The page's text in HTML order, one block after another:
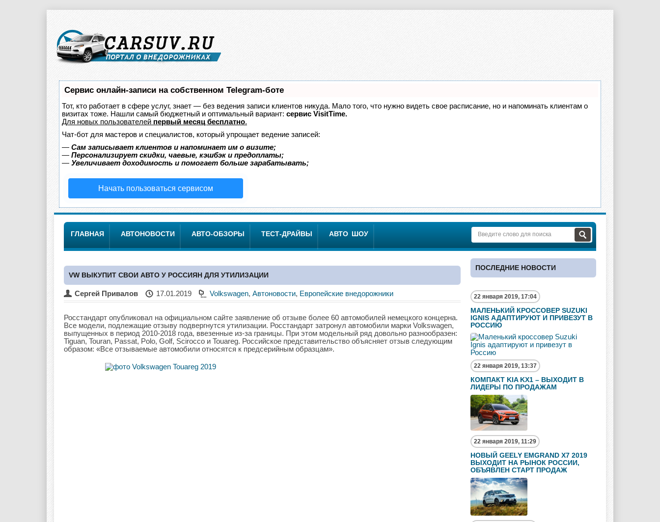
Сервис онлайн-записи на собственном Telegram-боте
Тот, кто работает в сфере услуг, знает — без ведения записи клиентов никуда. Мало того, что нужно видеть свое расписание, но и напоминать клиентам о
визитах тоже. Нашли самый бюджетный и оптимальный вариант: сервис VisitTime.
Для новых пользователей первый месяц бесплатно.
Чат-бот для мастеров и специалистов, который упрощает ведение записей:
— Сам записывает клиентов и напоминает им о визите;
— Персонализирует скидки, чаевые, кэшбэк и предоплаты;
— Увеличивает доходимость и помогает больше зарабатывать;
Начать пользоваться сервисом
ГЛАВНАЯ АВТОНОВОСТИ АВТО-ОБЗОРЫ ТЕСТ-ДРАЙВЫ АВТО ШОУ
VW ВЫКУПИТ СВОИ АВТО У РОССИЯН ДЛЯ УТИЛИЗАЦИИ
Сергей Привалов 17.01.2019 Volkswagen, Автоновости, Европейские внедорожники
Росстандарт опубликовал на официальном сайте заявление об отзыве более 60 автомобилей немецкого концерна.
Все модели, подлежащие отзыву подвергнутся утилизации. Росстандарт затронул автомобили марки Volkswagen,
выпущенных в период 2010-2018 года, ввезенные из-за границы. При этом модельный ряд довольно разнообразен:
Tiguan, Touran, Passat, Polo, Golf, Scirocco и Touareg. Российское представительство объясняет отзыв следующим
образом: «Все отзываемые автомобили относятся к предсерийным образцам».
ПОСЛЕДНИЕ НОВОСТИ
22 января 2019, 17:04
МАЛЕНЬКИЙ КРОССОВЕР SUZUKI
IGNIS АДАПТИРУЮТ И ПРИВЕЗУТ В
РОССИЮ
22 января 2019, 13:37
КОМПАКТ KIA KX1 – ВЫХОДИТ В
ЛИДЕРЫ ПО ПРОДАЖАМ
22 января 2019, 11:29
НОВЫЙ GEELY EMGRAND X7 2019
ВЫХОДИТ НА РЫНОК РОССИИ,
ОБЪЯВЛЕН СТАРТ ПРОДАЖ